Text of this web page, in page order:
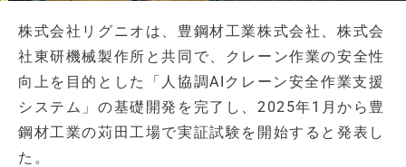
株式会社リグニオは、豊鋼材工業株式会社、株式会
社東研機械製作所と共同で、クレーン作業の安全性
向上を目的とした「人協調AIクレーン安全作業支援
システム」の基礎開発を完了し、2025年1月から豊
鋼材工業の苅田工場で実証試験を開始すると発表し
た。